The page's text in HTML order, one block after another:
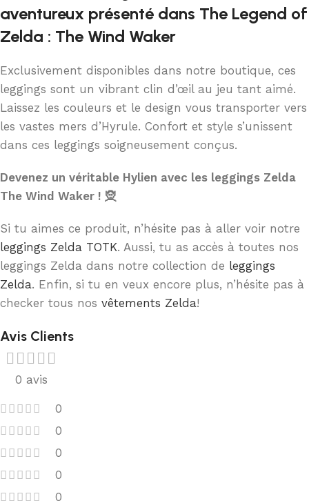
aventureux présenté dans The Legend of
Zelda : The Wind Waker
Exclusivement disponibles dans notre boutique, ces
leggings sont un vibrant clin d’œil au jeu tant aimé.
Laissez les couleurs et le design vous transporter vers
les vastes mers d’Hyrule. Confort et style s’unissent
dans ces leggings soigneusement conçus.
Devenez un véritable Hylien avec les leggings Zelda
The Wind Waker ! 🧝
Si tu aimes ce produit, n’hésite pas à aller voir notre
leggings Zelda TOTK. Aussi, tu as accès à toutes nos
leggings Zelda dans notre collection de leggings
Zelda. Enfin, si tu en veux encore plus, n’hésite pas à
checker tous nos vêtements Zelda!
Avis Clients
0 avis
0
0
0
0
0